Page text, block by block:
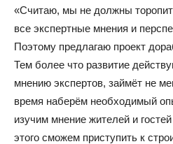
«Считаю, мы не должны
все экспертные мнения и
Поэтому предлагаю проект
Тем более что развитие
мнению экспертов, займёт не
время наберём необходимый
изучим мнение жителей и
этого сможем приступить к